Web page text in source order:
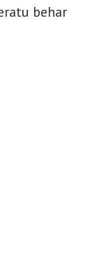
behar